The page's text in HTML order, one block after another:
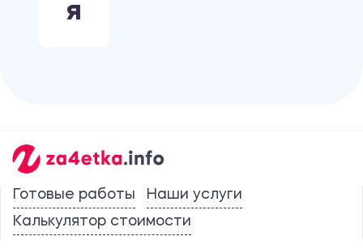
Я
Готовые работы
Наши услуги
Калькулятор стоимости